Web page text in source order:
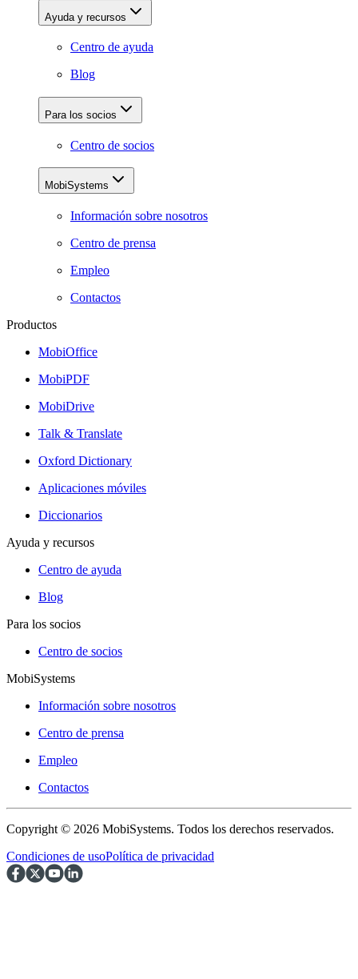
Ayuda y recursos
Centro de ayuda
Blog
Para los socios
Centro de socios
MobiSystems
Información sobre nosotros
Centro de prensa
Empleo
Contactos
Productos
MobiOffice
MobiPDF
MobiDrive
Talk & Translate
Oxford Dictionary
Aplicaciones móviles
Diccionarios
Ayuda y recursos
Centro de ayuda
Blog
Para los socios
Centro de socios
MobiSystems
Información sobre nosotros
Centro de prensa
Empleo
Contactos
Copyright © 2026 MobiSystems. Todos los derechos reservados.
Condiciones de usoPolítica de privacidad